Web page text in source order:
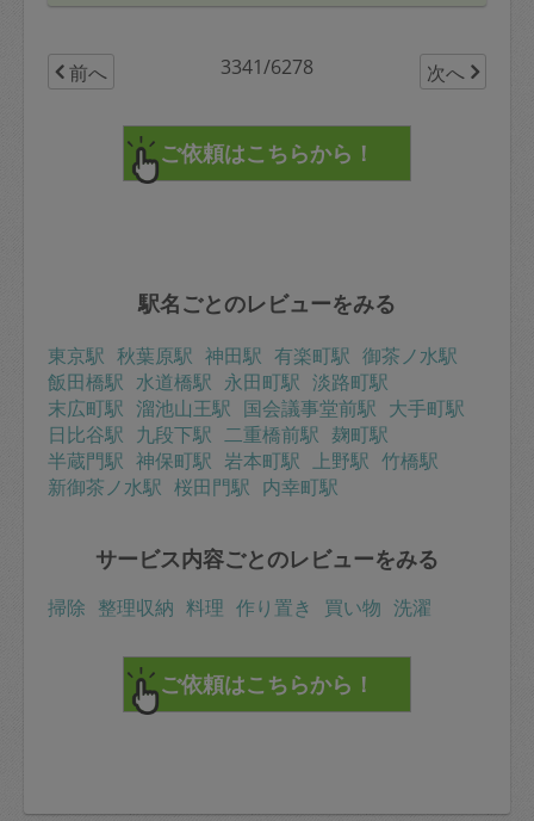
上や下の電源コードも綺麗に整理して頂きました。
また機会があればお願いします。
今回はありがとうございました。
前へ 3341/6278 次へ
駅名ごとのレビューをみる
東京駅 秋葉原駅 神田駅 有楽町駅 御茶ノ水駅
飯田橋駅 水道橋駅 永田町駅 淡路町駅
末広町駅 溜池山王駅 国会議事堂前駅 大手町駅
日比谷駅 九段下駅 二重橋前駅 麹町駅
半蔵門駅 神保町駅 岩本町駅 上野駅 竹橋駅
新御茶ノ水駅 桜田門駅 内幸町駅
サービス内容ごとのレビューをみる
掃除 整理収納 料理 作り置き 買い物 洗濯